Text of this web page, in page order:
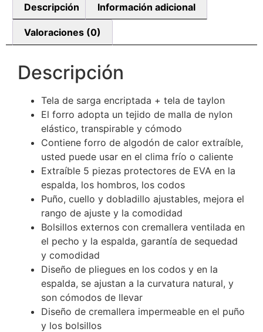
Descripción Información adicional
Valoraciones (0)
Descripción
Tela de sarga encriptada + tela de taylon
El forro adopta un tejido de malla de nylon
elástico, transpirable y cómodo
Contiene forro de algodón de calor extraíble,
usted puede usar en el clima frío o caliente
Extraíble 5 piezas protectores de EVA en la
espalda, los hombros, los codos
Puño, cuello y dobladillo ajustables, mejora el
rango de ajuste y la comodidad
Bolsillos externos con cremallera ventilada en
el pecho y la espalda, garantía de sequedad
y comodidad
Diseño de pliegues en los codos y en la
espalda, se ajustan a la curvatura natural, y
son cómodos de llevar
Diseño de cremallera impermeable en el puño
y los bolsillos